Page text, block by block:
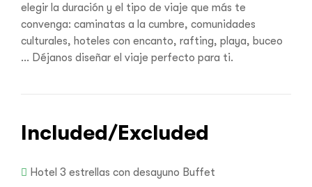
elegir la duración y el tipo de viaje que más te
convenga: caminatas a la cumbre, comunidades
culturales, hoteles con encanto, rafting, playa, buceo
... Déjanos diseñar el viaje perfecto para ti.
Included/Excluded
Hotel 3 estrellas con desayuno Buffet